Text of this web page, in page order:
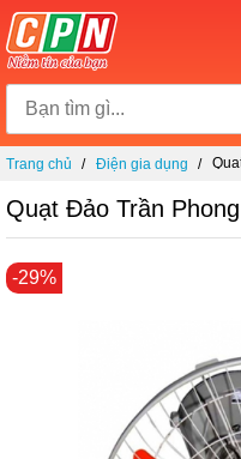
Chuyển
nội
dung
Trang chủ Điện gia dụng
Quạt Đảo Trần
Chuyển
đến
-29%